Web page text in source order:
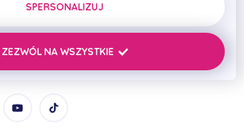
NIP: 8133005093
REGON: 690669384
SPERSONALIZUJ
ZEZWÓL NA WSZYSTKIE